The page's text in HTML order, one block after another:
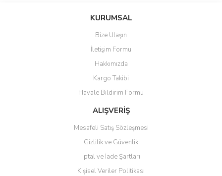
KURUMSAL
Bize Ulaşın
İletişim Formu
Hakkımızda
Kargo Takibi
Havale Bildirim Formu
ALIŞVERİŞ
Mesafeli Satış Sözleşmesi
Gizlilik ve Güvenlik
İptal ve İade Şartları
Kişisel Veriler Politikası